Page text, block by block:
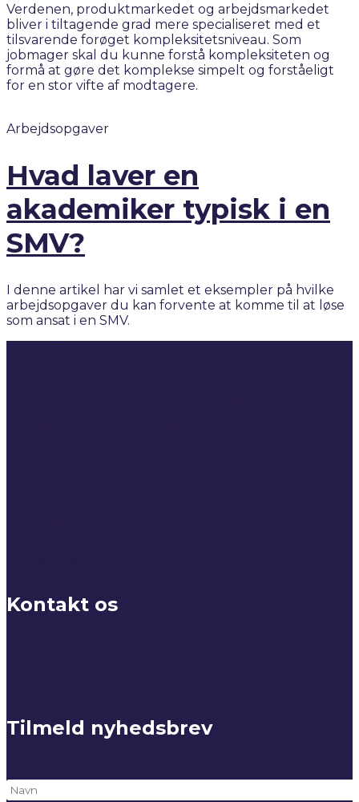
Verdenen, produktmarkedet og arbejdsmarkedet
bliver i tiltagende grad mere specialiseret med et
tilsvarende forøget kompleksitetsniveau. Som
jobmager skal du kunne forstå kompleksiteten og
formå at gøre det komplekse simpelt og forståeligt
for en stor vifte af modtagere.
Arbejdsopgaver
Hvad laver en
akademiker typisk i en
SMV?
I denne artikel har vi samlet et eksempler på hvilke
arbejdsopgaver du kan forvente at komme til at løse
som ansat i en SMV.
Kontakt os
Tilmeld nyhedsbrev